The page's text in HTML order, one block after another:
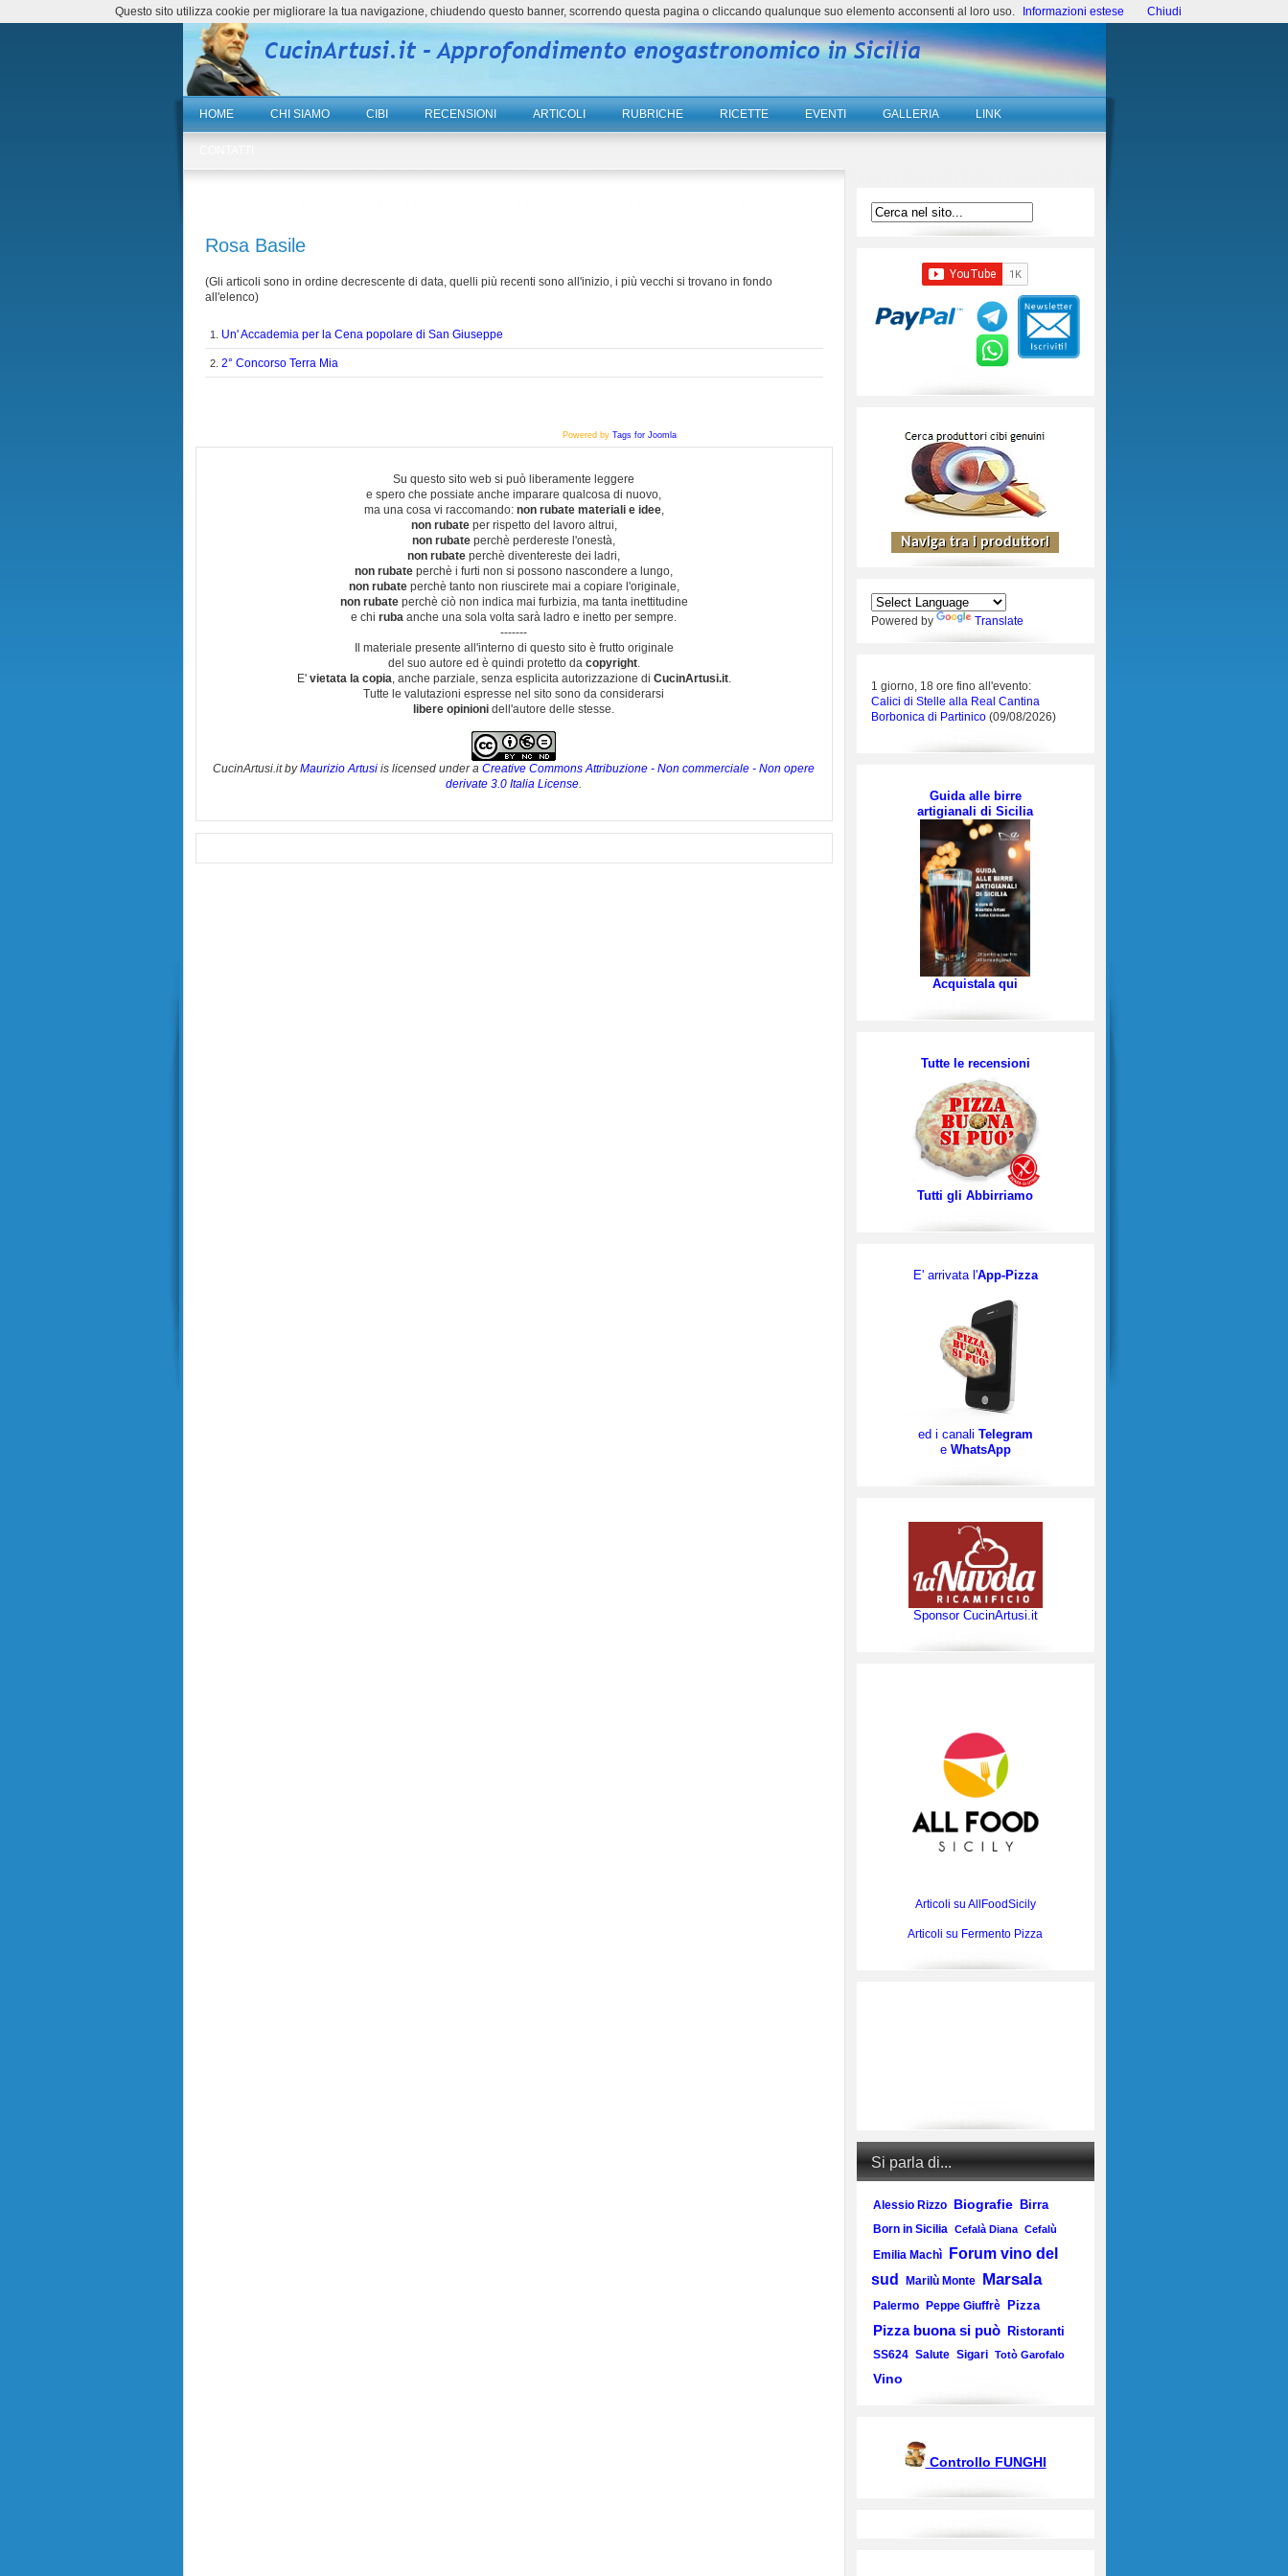
HOME CHI SIAMO CIBI RECENSIONI ARTICOLI RUBRICHE RICETTE EVENTI GALLERIA LINK
Rosa Basile
(Gli articoli sono in ordine decrescente di data, quelli più recenti sono all'inizio, i più vecchi si trovano in fondo
all'elenco)
1. Un' Accademia per la Cena popolare di San Giuseppe
2. 2° Concorso Terra Mia
Powered by Tags for Joomla
Su questo sito web si può liberamente leggere
e spero che possiate anche imparare qualcosa di nuovo,
ma una cosa vi raccomando: non rubate materiali e idee,
non rubateper rispetto del lavoro altrui,
non rubate perchè perdereste l'onestà,
non rubate perchè diventereste dei ladri,
non rubate perchè i furti non si possono nascondere a lungo,
non rubateperchè tanto non riuscirete mai a copiare l'originale,
non rubateperchè ciò non indica mai furbizia, ma tanta inettitudine
e chi ruba anche una sola volta sarà ladro e inetto per sempre.
-------
Il materiale presente all'interno di questo sito è frutto originale
del suo autore ed è quindi protetto da copyright.
E' vietata la copia, anche parziale, senza esplicita autorizzazione di CucinArtusi.it.
Tutte le valutazioni espresse nel sito sono da considerarsi
libere opinioni dell'autore delle stesse.
CucinArtusi.itbyMaurizio Artusi is licensed under a Creative Commons Attribuzione - Non commerciale - Non opere
derivate 3.0 Italia License.
Powered by Translate
1 giorno, 18 ore fino all'evento:
Calici di Stelle alla Real Cantina
Borbonica di Partinico (09/08/2026)
Guida alle birre
artigianali di Sicilia
Acquistala qui
Tutte le recensioni
Tutti gli Abbirriamo
E' arrivata l'App-Pizza
ed i canali Telegram
e WhatsApp
Sponsor CucinArtusi.it
Articoli su AllFoodSicily
Articoli su Fermento Pizza
Si parla di...
Alessio Rizzo Biografie Birra
Born in Sicilia Cefalà Diana Cefalù
Emilia Machì
Forum vino del
sud
Marilù Monte Marsala
Palermo Peppe Giuffrè Pizza
Pizza buona si può Ristoranti
SS624 Salute Sigari Totò Garofalo
Vino
Controllo FUNGHI
Questo sito utilizza cookie per migliorare la tua navigazione, chiudendo questo banner, scorrendo questa pagina o cliccando qualunque suo elemento acconsenti al loro uso. Informazioni estese Chiudi